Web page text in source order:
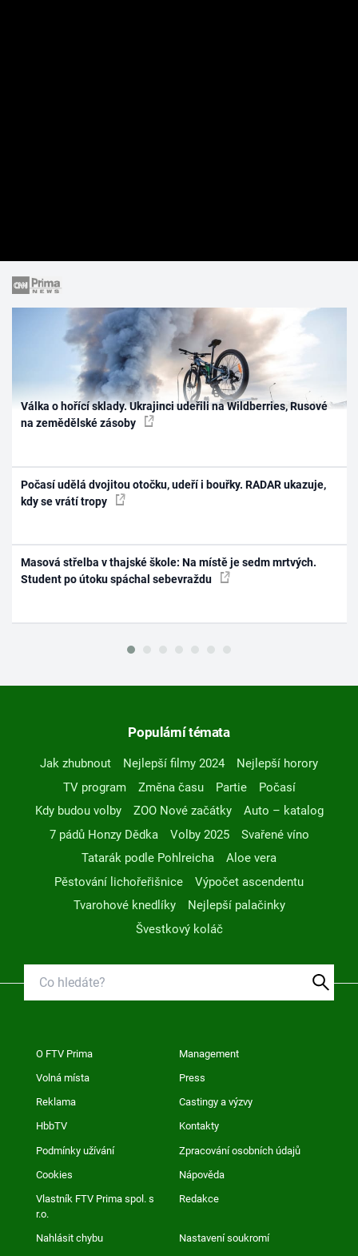
Válka o hořící sklady. Ukrajinci udeřili na Wildberries, Rusové
na zemědělské zásoby
Počasí udělá dvojitou otočku, udeří i bouřky. RADAR ukazuje,
kdy se vrátí tropy
Masová střelba v thajské škole: Na místě je sedm mrtvých.
Student po útoku spáchal sebevraždu
Populární témata
Jak zhubnout Nejlepší filmy 2024
Nejlepší horory
TV program
Změna času Partie
Počasí
Kdy budou volby
ZOO Nové začátky
Auto – katalog
7 pádů Honzy Dědka
Volby 2025
Svařené víno
Tatarák podle Pohlreicha
Aloe vera
Pěstování lichořeřišnice
Výpočet ascendentu
Tvarohové knedlíky
Nejlepší palačinky
Švestkový koláč
O FTV Prima Management
Volná místa Press
Reklama Castingy a výzvy
HbbTV Kontakty
Podmínky užívání Zpracování osobních údajů
Cookies Nápověda
Vlastník FTV Prima spol. s
r.o.
Redakce
Nahlásit chybu Nastavení soukromí